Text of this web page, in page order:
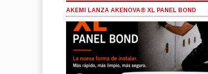
AKEMI LANZA AKENOVA® XL PANEL BOND